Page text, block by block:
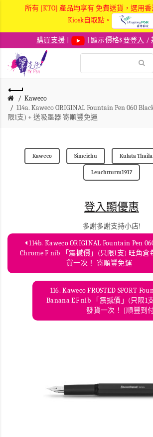
所有 [KTO] 產品均享有 免費送貨，選用
Kiosk自取點。
購買支援 | 顯示價格$要登入 /
Kaweco
114a. Kaweco ORIGINAL Fountain Pen 060
限1支) + 送吸墨器 寄順豐免運
Kaweco Simeichu Kulata
Leuchtturm1917
登入顯優惠
多謝多謝支持小店!
114b. Kaweco ORIGINAL Fountain Pen
Chrome F nib 「震撼價」(只限1支) 旺角倉
貨一次！ 寄順豐免運
116. Kaweco FROSTED SPORT
Banana EF nib 「震撼價」(只限1
發貨一次！ [順豐到